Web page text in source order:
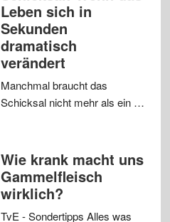
Leben sich in
Sekunden
dramatisch
verändert
Manchmal braucht das
Schicksal nicht mehr als ein …
Wie krank macht uns
Gammelfleisch
wirklich?
TvE - Sondertipps Alles was